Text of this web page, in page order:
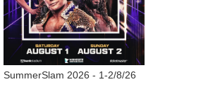
SummerSlam 2026 - 1-2/8/26